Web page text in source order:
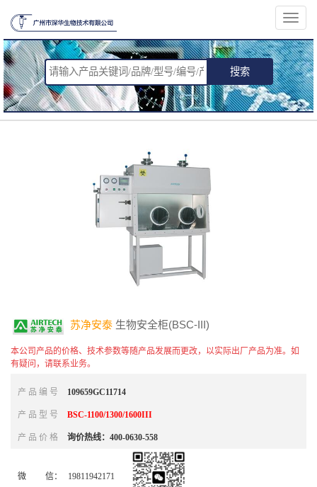
切
换
导
航
搜索
苏净安泰 生物安全柜(BSC-III)
本公司产品的价格、技术参数等随产品发展而更改，以实际出厂产品为准。如
有疑问，请联系业务。
产 品 编 号 109659GC11714
产 品 型 号 BSC-1100/1300/1600III
产 品 价 格 询价热线：400-0630-558
微 信： 19811942171